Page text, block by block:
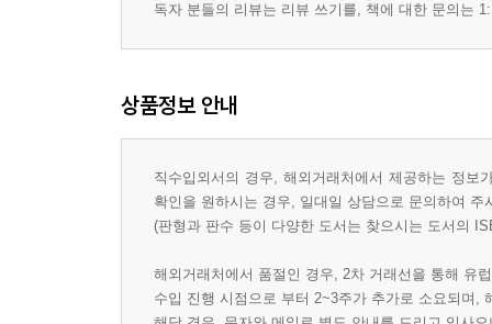
독자 분들의 리뷰는 리뷰 쓰기를, 책에 대한 문의는
상품정보 안내
직수입외서의 경우, 해외거래처에서 제공하는 정
확인을 원하시는 경우, 일대일 상담으로 문의하여 주
(판형과 판수 등이 다양한 도서는 찾으시는 도서의
해외거래처에서 품절인 경우, 2차 거래선을 통해 유
수입 진행 시점으로 부터 2~3주가 추가로 소요되며,